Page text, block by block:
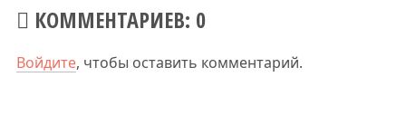
КОММЕНТАРИЕВ: 0
Войдите, чтобы оставить комментарий.